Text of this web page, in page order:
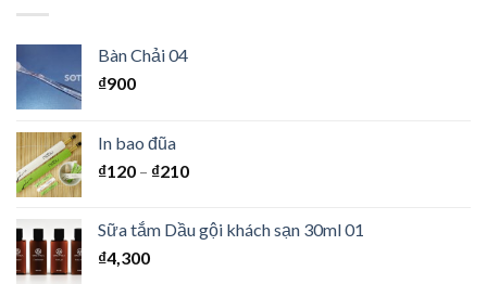
Bàn Chải 04
₫900
In bao đũa
₫120 – ₫210
Sữa tắm Dầu gội khách sạn 30ml 01
₫4,300